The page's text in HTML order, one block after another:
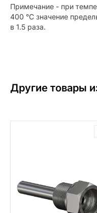
Примечание - при
400 °С значение
в 1.5 раза.
Другие товары